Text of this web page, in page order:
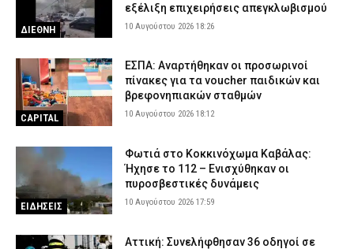
ΔΙΕΘΝΗ
εξέλιξη επιχειρήσεις απεγκλωβισμού
10 Αυγούστου 2026 18:26
CAPITAL
ΕΣΠΑ: Αναρτήθηκαν οι προσωρινοί
πίνακες για τα voucher παιδικών και
βρεφονηπιακών σταθμών
10 Αυγούστου 2026 18:12
ΕΙΔΗΣΕΙΣ
Φωτιά στο Κοκκινόχωμα Καβάλας:
Ήχησε το 112 – Ενισχύθηκαν οι
πυροσβεστικές δυνάμεις
10 Αυγούστου 2026 17:59
Αττική: Συνελήφθησαν 36 οδηγοί σε